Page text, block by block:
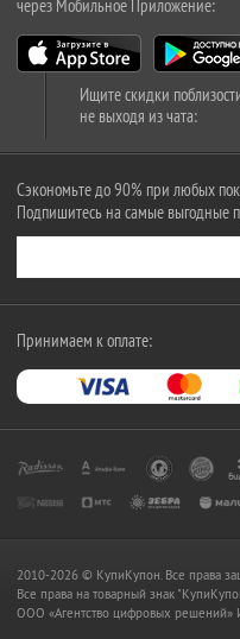
через Мобильное Приложение:
Ищите скидки
не выходя из чата:
Сэкономьте до 90% при любых
Подпишитесь на самые выгодные
Принимаем к оплате:
2010-2026 © КупиКупон. Все права
Все права на товарный знак
OOO «Агентство цифровых